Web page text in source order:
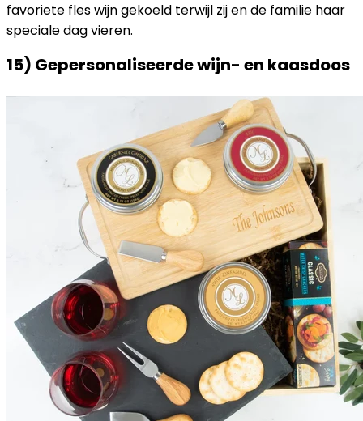
favoriete fles wijn gekoeld terwijl zij en de familie haar
speciale dag vieren.
15) Gepersonaliseerde wijn- en kaasdoos